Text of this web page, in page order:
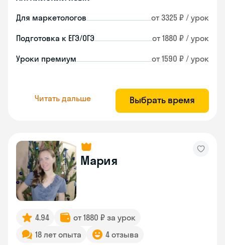
Для маркетологов от 3325 ₽ / урок
Подготовка к ЕГЭ/ОГЭ от 1880 ₽ / урок
Уроки премиум от 1590 ₽ / урок
Читать дальше Выбрать время
Мария
4.94
от 1880 ₽ за урок
18 лет опыта
4 отзыва